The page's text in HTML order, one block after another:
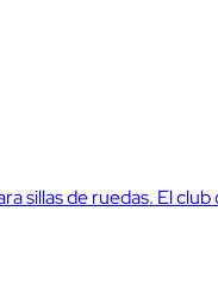
sillas de ruedas. El